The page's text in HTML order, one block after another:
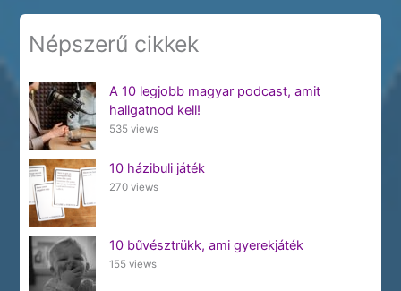
Népszerű cikkek
A 10 legjobb magyar podcast, amit
hallgatnod kell!
535 views
10 házibuli játék
270 views
10 bűvésztrükk, ami gyerekjáték
155 views